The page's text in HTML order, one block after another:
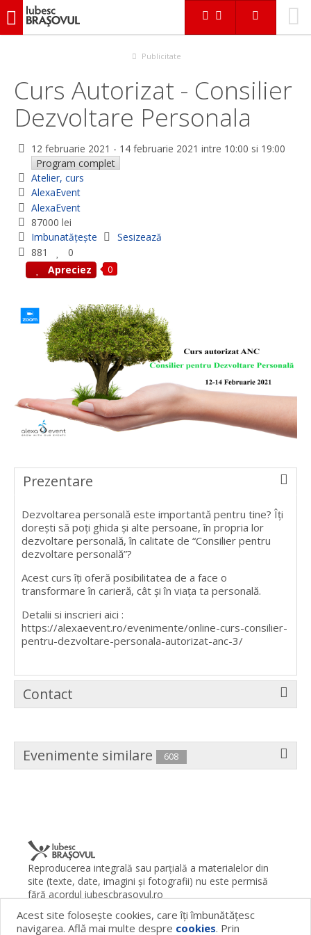
iubescbraşovul.ro
Curs Autorizat - Consilier Dezvoltare Personala
Publicitate
Curs Autorizat - Consilier
Dezvoltare Personala
12 februarie 2021 - 14 februarie 2021 intre 10:00 si 19:00
Program complet
Atelier, curs
AlexaEvent
AlexaEvent
87000 lei
Imbunatățește
Sesizează
881
0
Apreciez
0
Prezentare
Dezvoltarea personală este importantă pentru tine? Îți
dorești să poți ghida și alte persoane, în propria lor
dezvoltare personală, în calitate de “Consilier pentru
dezvoltare personală”?
Acest curs îți oferă posibilitatea de a face o
transformare în carieră, cât și în viața ta personală.
Detalii si inscrieri aici :
https://alexaevent.ro/evenimente/online-curs-consilier-
pentru-dezvoltare-personala-autorizat-anc-3/
Contact
Evenimente similare 608
Reproducerea integrală sau parţială a materialelor din
site (texte, date, imagini şi fotografii) nu este permisă
fără acordul iubescbrasovul.ro
Termeni şi condiţii
Contact Despre proiect
FAQ
Acest site foloseşte cookies, care îţi îmbunătăţesc
navigarea. Află mai multe despre cookies. Prin